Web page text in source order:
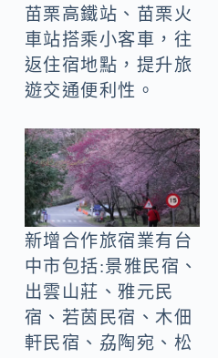
苗栗高鐵站、苗栗火
車站搭乘小客車，往
返住宿地點，提升旅
遊交通便利性。
新增合作旅宿業有台
中市包括:景雅民宿、
出雲山莊、雅元民
宿、若茵民宿、木佃
軒民宿、劦陶宛、松